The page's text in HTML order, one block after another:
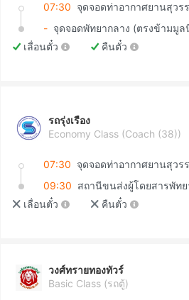
07:30
- จุดจอดพัทยากลาง (ตรงข้ามมู
เลื่อนตั๋ว
คืนตั๋ว
รถรุ่งเรือง
Economy Class (Coach (38))
07:30
09:30 สถานีขนส่งผู้โดยสารพัทย
เลื่อนตั๋ว
คืนตั๋ว
วงศ์ทรายทองทัวร์
Basic Class (รถตู้)